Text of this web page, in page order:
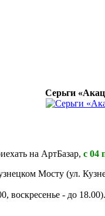
Серьги
на АртБазар, с 04
Мосту (ул.
воскресенье - до 18.00).